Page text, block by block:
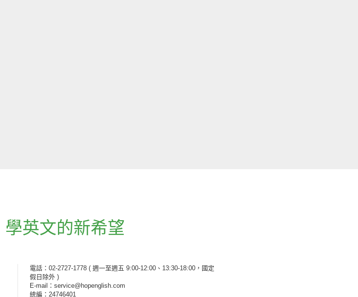
學英文的新希望
電話：02-2727-1778 ( 週一至週五 9:00-12:00、13:30-18:00，國定
假日除外 )
E-mail：service@hopenglish.com
統編：24746401